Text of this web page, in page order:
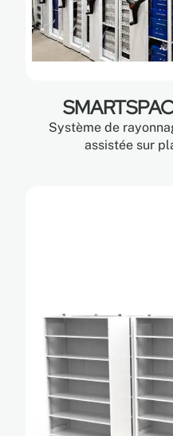
Système de
assistée sur